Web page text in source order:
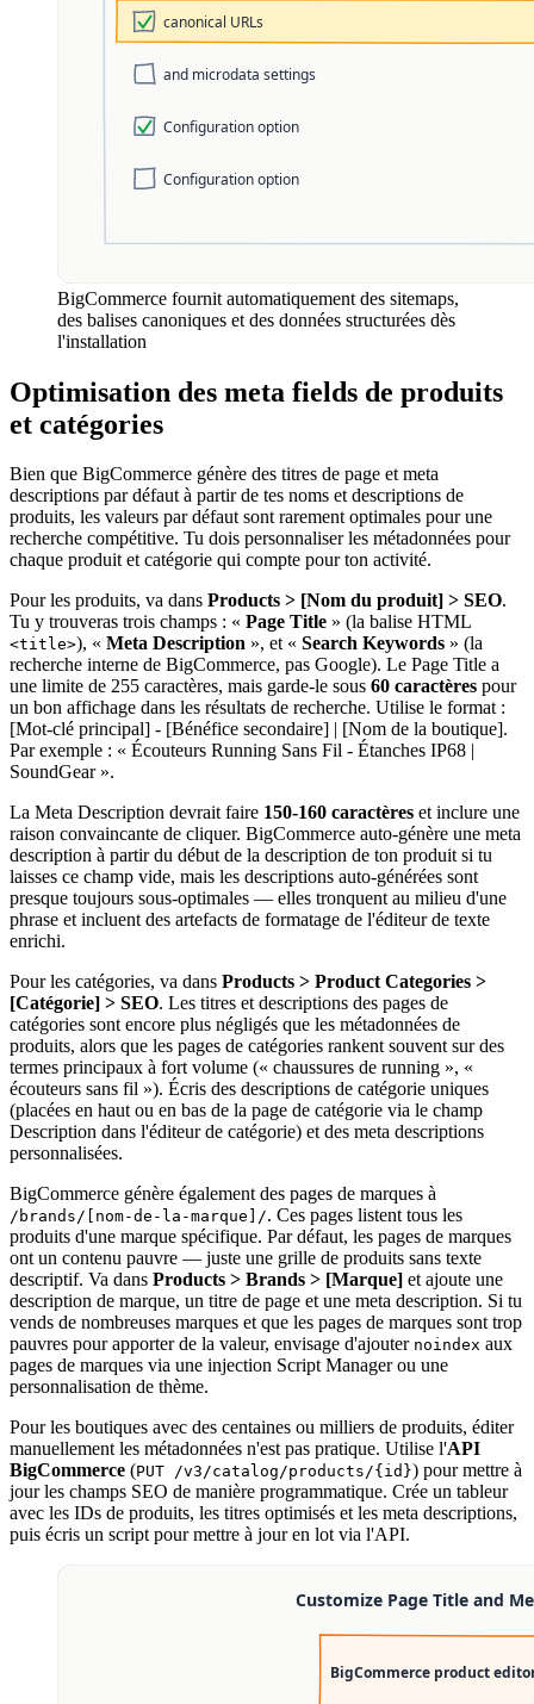
BigCommerce fournit automatiquement des sitemaps,
des balises canoniques et des données structurées dès
l'installation
Optimisation des meta fields de produits
et catégories
Bien que BigCommerce génère des titres de page et meta
descriptions par défaut à partir de tes noms et descriptions de
produits, les valeurs par défaut sont rarement optimales pour une
recherche compétitive. Tu dois personnaliser les métadonnées pour
chaque produit et catégorie qui compte pour ton activité.
Pour les produits, va dans Products > [Nom du produit] > SEO.
Tu y trouveras trois champs : « Page Title » (la balise HTML
<title>), « Meta Description », et « Search Keywords » (la
recherche interne de BigCommerce, pas Google). Le Page Title a
une limite de 255 caractères, mais garde-le sous 60 caractères pour
un bon affichage dans les résultats de recherche. Utilise le format :
[Mot-clé principal] - [Bénéfice secondaire] | [Nom de la boutique].
Par exemple : « Écouteurs Running Sans Fil - Étanches IP68 |
SoundGear ».
La Meta Description devrait faire 150-160 caractères et inclure une
raison convaincante de cliquer. BigCommerce auto-génère une meta
description à partir du début de la description de ton produit si tu
laisses ce champ vide, mais les descriptions auto-générées sont
presque toujours sous-optimales — elles tronquent au milieu d'une
phrase et incluent des artefacts de formatage de l'éditeur de texte
enrichi.
Pour les catégories, va dans Products > Product Categories >
[Catégorie] > SEO. Les titres et descriptions des pages de
catégories sont encore plus négligés que les métadonnées de
produits, alors que les pages de catégories rankent souvent sur des
termes principaux à fort volume (« chaussures de running », «
écouteurs sans fil »). Écris des descriptions de catégorie uniques
(placées en haut ou en bas de la page de catégorie via le champ
Description dans l'éditeur de catégorie) et des meta descriptions
personnalisées.
BigCommerce génère également des pages de marques à
/brands/[nom-de-la-marque]/. Ces pages listent tous les
produits d'une marque spécifique. Par défaut, les pages de marques
ont un contenu pauvre — juste une grille de produits sans texte
descriptif. Va dans Products > Brands > [Marque] et ajoute une
description de marque, un titre de page et une meta description. Si tu
vends de nombreuses marques et que les pages de marques sont trop
pauvres pour apporter de la valeur, envisage d'ajouter noindex aux
pages de marques via une injection Script Manager ou une
personnalisation de thème.
Pour les boutiques avec des centaines ou milliers de produits, éditer
manuellement les métadonnées n'est pas pratique. Utilise l'API
BigCommerce (PUT /v3/catalog/products/{id}) pour mettre à
jour les champs SEO de manière programmatique. Crée un tableur
avec les IDs de produits, les titres optimisés et les meta descriptions,
puis écris un script pour mettre à jour en lot via l'API.